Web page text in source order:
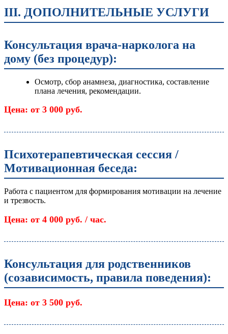
III. ДОПОЛНИТЕЛЬНЫЕ УСЛУГИ
Консультация врача-нарколога на
дому (без процедур):
Осмотр, сбор анамнеза, диагностика, составление
плана лечения, рекомендации.
Цена: от 3 000 руб.
Психотерапевтическая сессия /
Мотивационная беседа:
Работа с пациентом для формирования мотивации на лечение
и трезвость.
Цена: от 4 000 руб. / час.
Консультация для родственников
(созависимость, правила поведения):
Цена: от 3 500 руб.